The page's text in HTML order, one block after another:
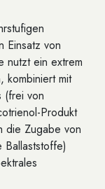
Einsatz von
nutzt ein extrem
kombiniert mit
(frei von
Produkt
die Zugabe von
Ballaststoffe)